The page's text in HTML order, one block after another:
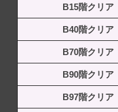
B15階クリア
B40階クリア
B70階クリア
B90階クリア
B97階クリア